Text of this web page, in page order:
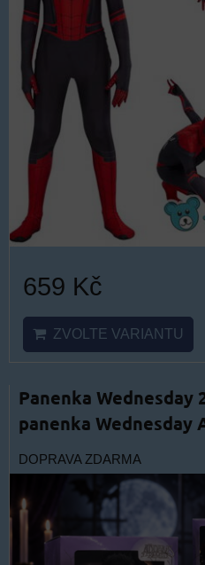
659 Kč
ZVOLTE VARIANTU
Panenka Wednesday
panenka Wednesday
DOPRAVA ZDARMA